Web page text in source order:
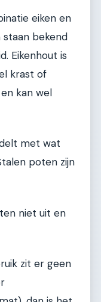
eiken en
staan bekend
Eikenhout is
krast of
kan wel
met wat
poten zijn
niet uit en
zit er geen